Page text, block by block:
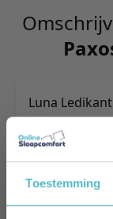
Toestemming
Luna
Merk